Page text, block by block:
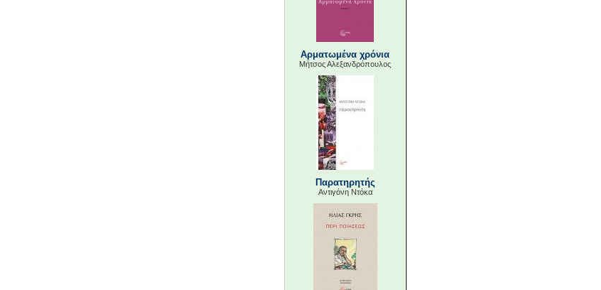
Αρματωμένα χρόνια
Μήτσος Αλεξανδρόπουλος
Παρατηρητής
Αντιγόνη Ντόκα